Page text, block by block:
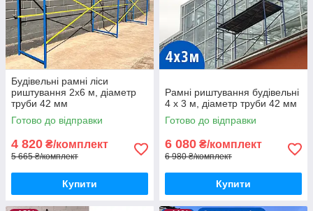
Будівельні рамні ліси
риштування 2х6 м, діаметр
труби 42 мм
Готово до відправки
4 820 ₴/комплект
5 665 ₴/комплект
Купити
Рамні риштування будівельні
4 х 3 м, діаметр труби 42 мм
Готово до відправки
6 080 ₴/комплект
6 980 ₴/комплект
Купити